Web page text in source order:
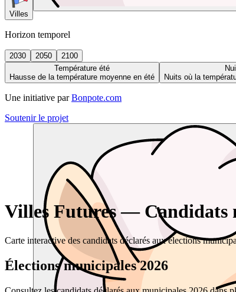
Villes
Horizon temporel
2030 2050
2100
Température été
Hausse de la température moyenne en été
Nuits où la
Une initiative par Bonpote.com
Soutenir le projet
Villes Futures — Candidats
Carte interactive des candidats déclarés aux élections
Élections municipales 2026